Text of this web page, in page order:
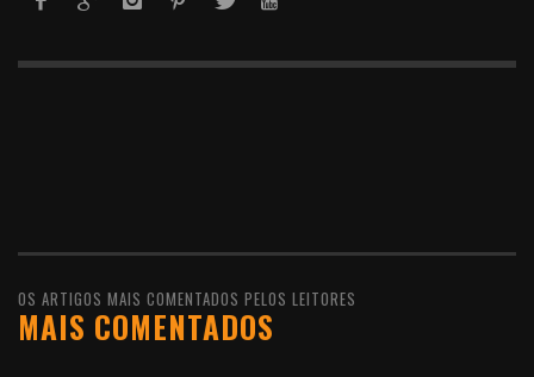
OS ARTIGOS MAIS COMENTADOS PELOS LEITORES
MAIS COMENTADOS